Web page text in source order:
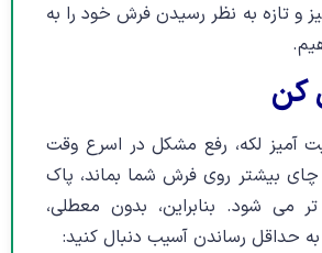
و تازه به نظر رسیدن فرش خود را به
کن
آمیز لکه، رفع مشکل در اسرع وقت
بیشتر روی فرش شما بماند، پاک
شود. بنابراین، بدون معطلی،
به حداقل رساندن آسیب دنبال کنید: